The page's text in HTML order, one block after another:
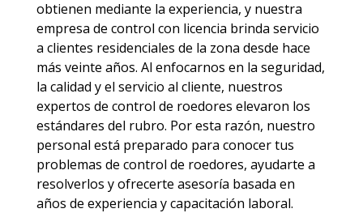
obtienen mediante la experiencia, y nuestra
empresa de control con licencia brinda servicio
a clientes residenciales de la zona desde hace
más veinte años. Al enfocarnos en la seguridad,
la calidad y el servicio al cliente, nuestros
expertos de control de roedores elevaron los
estándares del rubro. Por esta razón, nuestro
personal está preparado para conocer tus
problemas de control de roedores, ayudarte a
resolverlos y ofrecerte asesoría basada en
años de experiencia y capacitación laboral.